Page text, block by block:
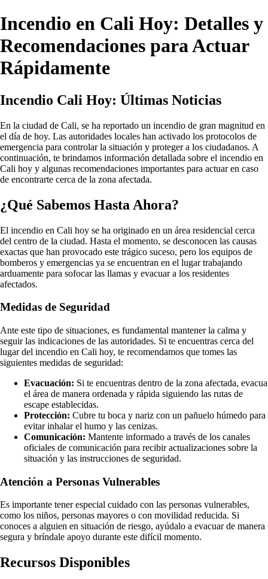
Incendio en Cali Hoy: Detalles y
Recomendaciones para Actuar
Rápidamente
Incendio Cali Hoy: Últimas Noticias
En la ciudad de Cali, se ha reportado un incendio de gran magnitud en
el día de hoy. Las autoridades locales han activado los protocolos de
emergencia para controlar la situación y proteger a los ciudadanos. A
continuación, te brindamos información detallada sobre el incendio en
Cali hoy y algunas recomendaciones importantes para actuar en caso
de encontrarte cerca de la zona afectada.
¿Qué Sabemos Hasta Ahora?
El incendio en Cali hoy se ha originado en un área residencial cerca
del centro de la ciudad. Hasta el momento, se desconocen las causas
exactas que han provocado este trágico suceso, pero los equipos de
bomberos y emergencias ya se encuentran en el lugar trabajando
arduamente para sofocar las llamas y evacuar a los residentes
afectados.
Medidas de Seguridad
Ante este tipo de situaciones, es fundamental mantener la calma y
seguir las indicaciones de las autoridades. Si te encuentras cerca del
lugar del incendio en Cali hoy, te recomendamos que tomes las
siguientes medidas de seguridad:
Evacuación: Si te encuentras dentro de la zona afectada, evacua
el área de manera ordenada y rápida siguiendo las rutas de
escape establecidas.
Protección: Cubre tu boca y nariz con un pañuelo húmedo para
evitar inhalar el humo y las cenizas.
Comunicación: Mantente informado a través de los canales
oficiales de comunicación para recibir actualizaciones sobre la
situación y las instrucciones de seguridad.
Atención a Personas Vulnerables
Es importante tener especial cuidado con las personas vulnerables,
como los niños, personas mayores o con movilidad reducida. Si
conoces a alguien en situación de riesgo, ayúdalo a evacuar de manera
segura y bríndale apoyo durante este difícil momento.
Recursos Disponibles